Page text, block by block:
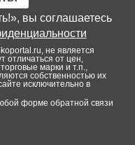
вы соглашаетесь
не является
от цен,
марки и т.п.,
собственностью их
исключительно в
форме обратной связи